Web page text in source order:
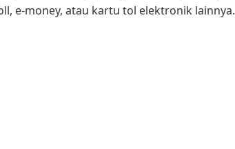
e-money, atau kartu tol elektronik lainnya.